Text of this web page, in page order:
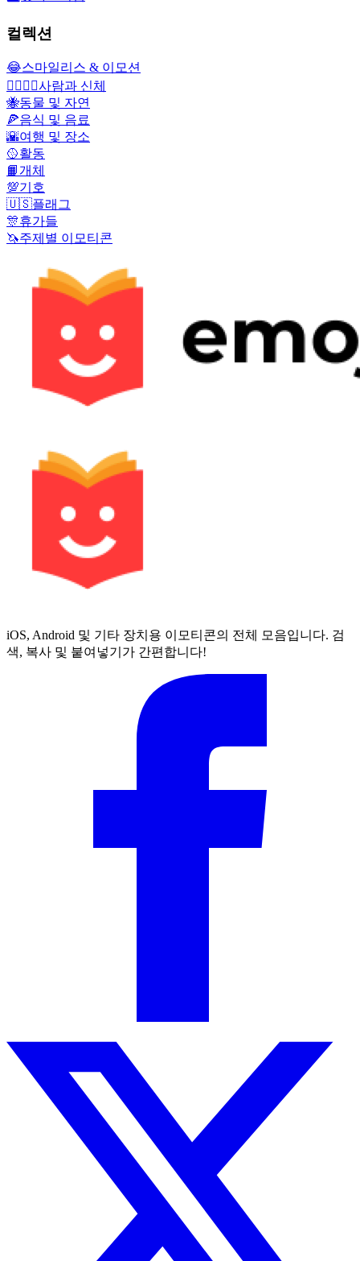
컬렉션
😂스마일리스 & 이모션
👩‍❤️‍💋‍👨사람과 신체
🐝동물 및 자연
🍕음식 및 음료
🌇여행 및 장소
🥎활동
📙개체
💯기호
🇺🇸플래그
🎊휴가들
🦄주제별 이모티콘
iOS, Android 및 기타 장치용 이모티콘의 전체 모음입니다. 검
색, 복사 및 붙여넣기가 간편합니다!